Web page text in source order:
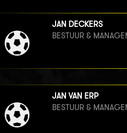
JAN DECKERS
BESTUUR &
JAN VAN ERP
BESTUUR &